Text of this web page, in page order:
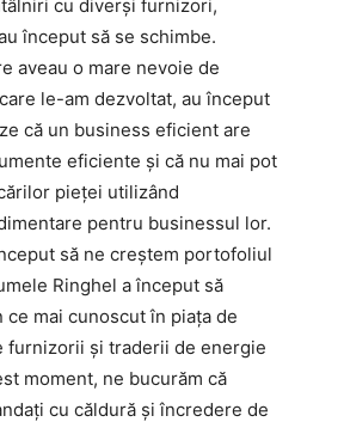
cu diverși furnizori,
început să se schimbe.
aveau o mare nevoie de
le-am dezvoltat, au început
că un business eficient are
eficiente și că nu mai pot
pieței utilizând
pentru businessul lor.
să ne creștem portofoliul
Ringhel a început să
ce mai cunoscut în piața de
furnizorii și traderii de energie
moment, ne bucurăm că
cu căldură și încredere de